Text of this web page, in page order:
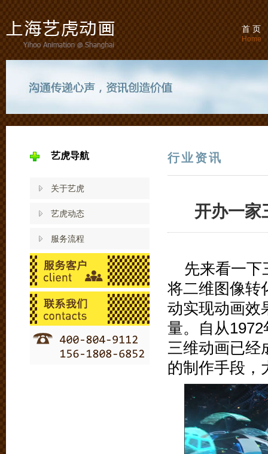
首 页
Home
艺虎导航
关于艺虎
艺虎动态
服务流程
行业资讯
开办一家
先来看一下
将二维图像转
动实现动画效
量。自从
三维动画已经
的制作手段，